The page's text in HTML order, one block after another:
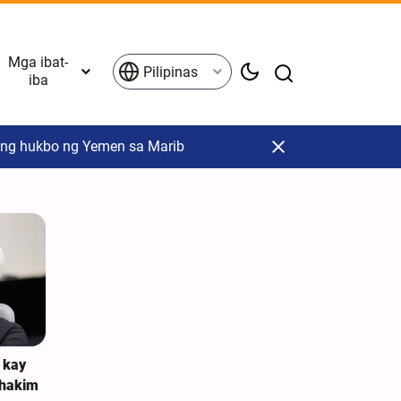
Mga ibat-
iba
Pilipinas
hukbo ng Yemen sa Marib
kay